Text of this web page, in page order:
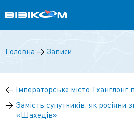
Головна → Записи
← Імператорське місто
→ Замість супутників: як росіяни
«Шахедів»